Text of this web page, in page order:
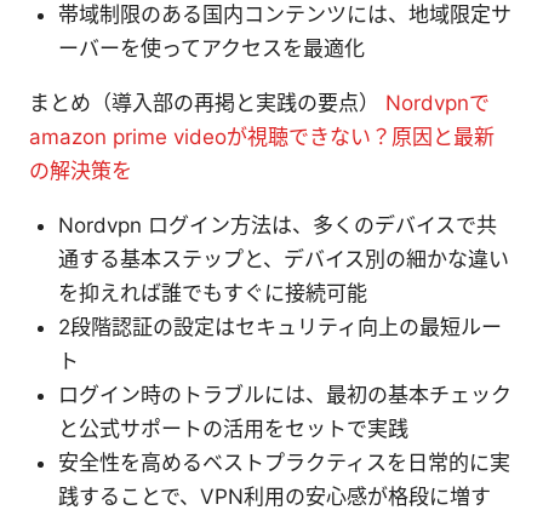
帯域制限のある国内コンテンツには、地域限定サ
ーバーを使ってアクセスを最適化
まとめ（導入部の再掲と実践の要点） Nordvpnで
amazon prime videoが視聴できない？原因と最新
の解決策を
Nordvpn ログイン方法は、多くのデバイスで共
通する基本ステップと、デバイス別の細かな違い
を抑えれば誰でもすぐに接続可能
2段階認証の設定はセキュリティ向上の最短ルー
ト
ログイン時のトラブルには、最初の基本チェック
と公式サポートの活用をセットで実践
安全性を高めるベストプラクティスを日常的に実
践することで、VPN利用の安心感が格段に増す